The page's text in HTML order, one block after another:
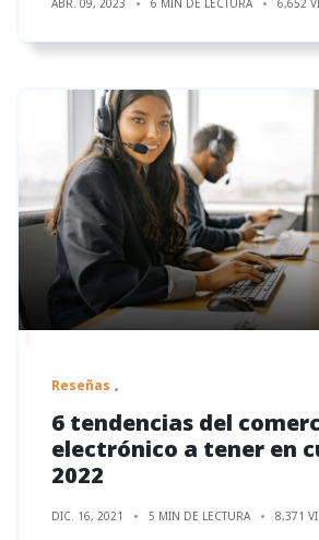
Reseñas
6 tendencias del
electrónico a tener en
2022
DIC. 16, 2021 5 MIN DE LECTURA 8,371